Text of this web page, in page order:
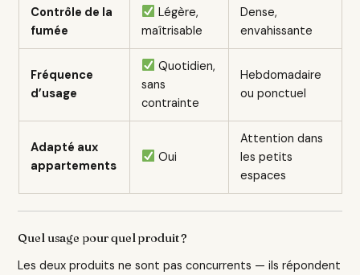
Contrôle de la
fumée
Légère,
maîtrisable
Dense,
envahissante
Fréquence
d’usage
Quotidien,
sans
contrainte
Hebdomadaire
ou ponctuel
Adapté aux
appartements
Oui
Attention dans
les petits
espaces
Quel usage pour quel produit ?
Les deux produits ne sont pas concurrents — ils répondent